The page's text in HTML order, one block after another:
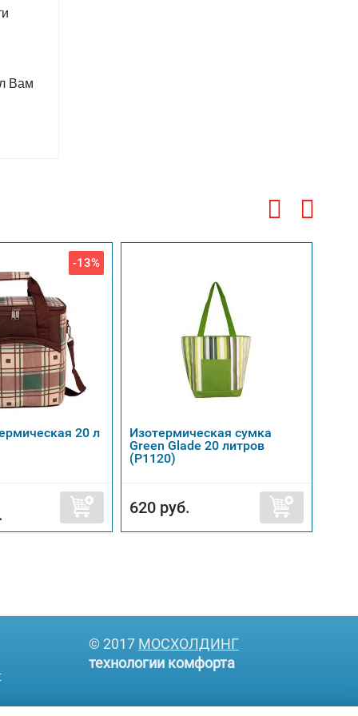
Вам
-13%
20 л
Изотермическая сумка
Green Glade 20 литров
(P1120)
620 руб.
© 2017 МОСХОЛДИНГ
технологии комфорта